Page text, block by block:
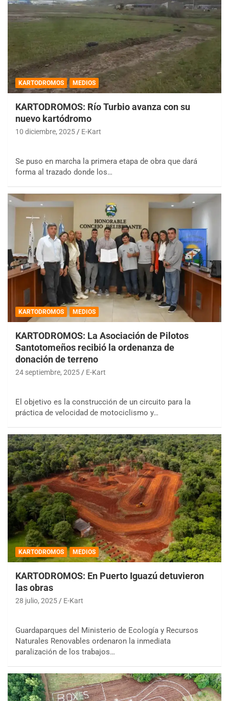
KARTODROMOS MEDIOS
KARTODROMOS: Río Turbio avanza con su
nuevo kartódromo
10 diciembre, 2025 E-Kart
Se puso en marcha la primera etapa de obra que dará
forma al trazado donde los…
KARTODROMOS MEDIOS
KARTODROMOS: La Asociación de Pilotos
Santotomeños recibió la ordenanza de
donación de terreno
24 septiembre, 2025 E-Kart
El objetivo es la construcción de un circuito para la
práctica de velocidad de motociclismo y…
KARTODROMOS MEDIOS
KARTODROMOS: En Puerto Iguazú detuvieron
las obras
28 julio, 2025 E-Kart
Guardaparques del Ministerio de Ecología y Recursos
Naturales Renovables ordenaron la inmediata
paralización de los trabajos…